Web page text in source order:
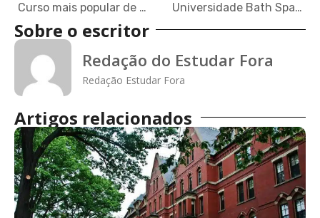
Curso mais popular de Yale “ensina felicidade” – e está disponível online Universidade Bath Spa oferece bolsas de mestrado no Reino Unido
Sobre o escritor
Redação do Estudar Fora
Redação Estudar Fora
Artigos relacionados